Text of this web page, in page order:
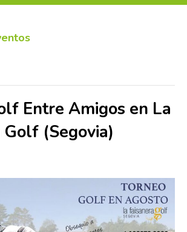
Entre Amigos en La
Golf (Segovia)